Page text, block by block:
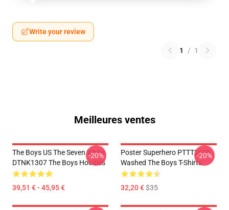
Write your review
1 / 1
Meilleures ventes
The Boys US The Seven White
DTNK1307 The Boys Hoodies
39,51 € - 45,95 €
-20%
Poster Superhero PTTT2606
Washed The Boys T-Shirts
32,20 €$35
-20%